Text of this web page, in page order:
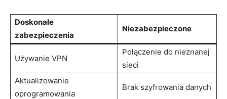
Doskonałe
zabezpieczenia
Niezabezpieczone
Używanie VPN
Połączenie do nieznanej
sieci
Aktualizowanie
oprogramowania
Brak szyfrowania danych